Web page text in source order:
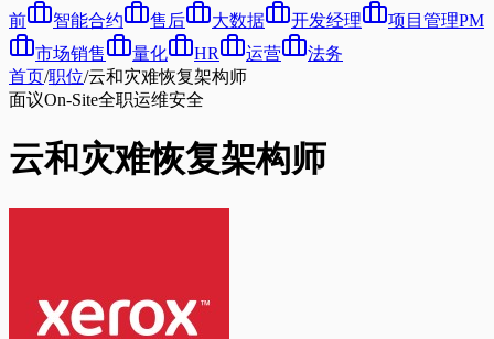
前
智能合约 售后 大数据 开发经理
项目管理PM
市场销售
量化 HR 运营
法务
首页/职位/云和灾难恢复架构师
面议On-Site全职运维安全
云和灾难恢复架构师